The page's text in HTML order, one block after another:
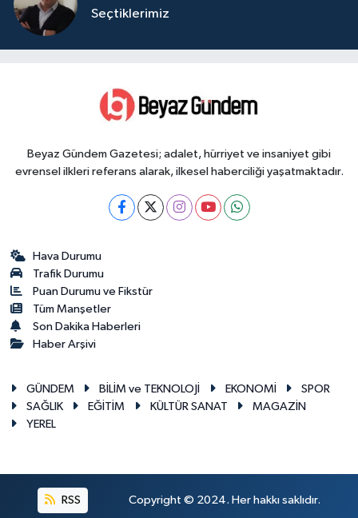
Seçtiklerimiz
Beyaz Gündem Gazetesi; adalet, hürriyet ve insaniyet gibi
evrensel ilkleri referans alarak, ilkesel haberciliği yaşatmaktadır.
Hava Durumu
Trafik Durumu
Puan Durumu ve Fikstür
Tüm Manşetler
Son Dakika Haberleri
Haber Arşivi
GÜNDEM BİLİM ve TEKNOLOJİ EKONOMİ
SPOR
SAĞLIK
EĞİTİM KÜLTÜR SANAT
MAGAZİN
YEREL
RSS Copyright © 2024. Her hakkı saklıdır.